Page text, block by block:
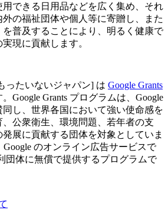
できる日用品などを広く集め、それ
の福祉団体や個人等に寄贈し、また
を普及することにより、明るく健康で
現に貢献します。
ったいないジャパン] は Google Grants
Google Grants プログラムは、Google
し、世界各国において強い使命感を
公衆衛生、環境問題、若年者の支
展に貢献する団体を対象としていま
Google のオンライン広告サービスで
団体に無償で提供するプログラムで